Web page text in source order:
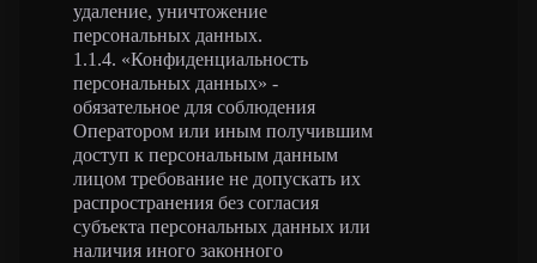
удаление, уничтожение
персональных данных.
1.1.4. «Конфиденциальность
персональных данных» -
обязательное для соблюдения
Оператором или иным получившим
доступ к персональным данным
лицом требование не допускать их
распространения без согласия
субъекта персональных данных или
наличия иного законного